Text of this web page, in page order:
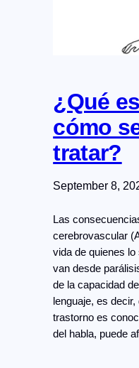
¿Qué
cómo
tratar?
September 8,
Las
cerebrovascular
vida de quienes
van desde
de la capacidad
lenguaje, es
trastorno es
del habla, puede